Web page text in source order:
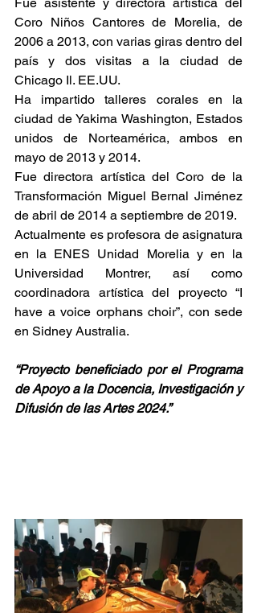
Coro Niños Cantores de Morelia, de
2006 a 2013, con varias giras dentro del
país y dos visitas a la ciudad de
Chicago Il. EE.UU.
Ha impartido talleres corales en la
ciudad de Yakima Washington, Estados
unidos de Norteamérica, ambos en
mayo de 2013 y 2014.
Fue directora artística del Coro de la
Transformación Miguel Bernal Jiménez
de abril de 2014 a septiembre de 2019.
Actualmente es profesora de asignatura
en la ENES Unidad Morelia y en la
Universidad Montrer, así como
coordinadora artística del proyecto “I
have a voice orphans choir”, con sede
en Sidney Australia.
“Proyecto beneficiado por el Programa
de Apoyo a la Docencia, Investigación y
Difusión de las Artes 2024.”